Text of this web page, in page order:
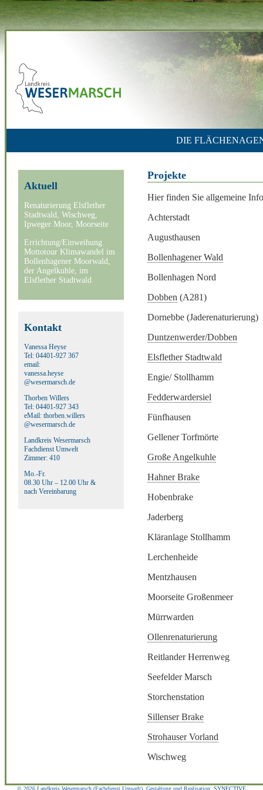
DIE
Aktuell
Renaturierung Elsflether
Stadtwald, Wischweg,
Ipweger Moor, Moorseite
Errichtung/Einweihung
Mottotour Klimawandel im
Bollenhagener Moorwald,
der Angelkuhle, im
Elsflether Stadtwald
Kontakt
Vanessa Heyse
Tel: 04401-927 367
email:
vanessa.heyse
@wesermarsch.de
Thorben Willers
Tel: 04401-927 343
eMail: thorben.willers
@wesermarsch.de
Landkreis Wesermarsch
Fachdienst Umwelt
Zimmer: 410
Mo.-Fr.
08.30 Uhr – 12.00 Uhr &
nach Vereinbarung
Projekte
Hier finden Sie allgemeine
Achterstadt
Augusthausen
Bollenhagener Wald
Bollenhagen Nord
Dobben (A281)
Dornebbe (Jaderenaturierung)
Duntzenwerder/Dobben
Elsflether Stadtwald
Engie/ Stollhamm
Fedderwardersiel
Fünfhausen
Gellener Torfmörte
Große Angelkuhle
Hahner Brake
Hobenbrake
Jaderberg
Kläranlage Stollhamm
Lerchenheide
Mentzhausen
Moorseite Großenmeer
Mürrwarden
Ollenrenaturierung
Reitlander Herrenweg
Seefelder Marsch
Storchenstation
Sillenser Brake
Strohauser Vorland
Wischweg
© 2026 Landkreis Wesermarsch (Fachdienst Umwelt), Gestaltung und Realisation: SYNECTIVE